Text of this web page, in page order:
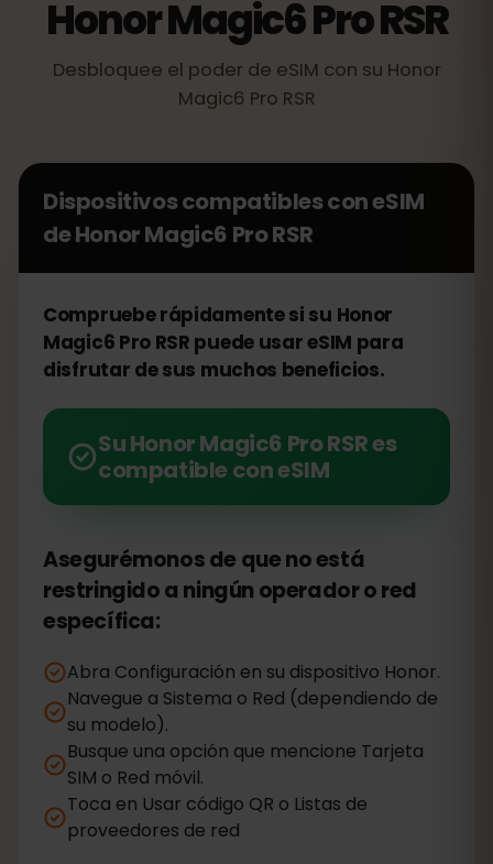
Honor Magic6 Pro RSR
Desbloquee el poder de eSIM con su Honor
Magic6 Pro RSR
Dispositivos compatibles con eSIM
deHonor Magic6 Pro RSR
Compruebe rápidamente si su Honor
Magic6 Pro RSR puede usar eSIM para
disfrutar de sus muchos beneficios.
Su Honor Magic6 Pro RSR es
compatible con eSIM
Asegurémonos de que no está
restringido a ningún operador o red
específica:
Abra Configuración en su dispositivo Honor.
Navegue a Sistema o Red (dependiendo de
su modelo).
Busque una opción que mencione Tarjeta
SIM o Red móvil.
Toca en Usar código QR o Listas de
proveedores de red